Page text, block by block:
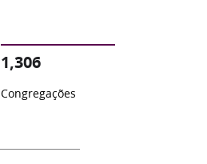
1,306
Congregações